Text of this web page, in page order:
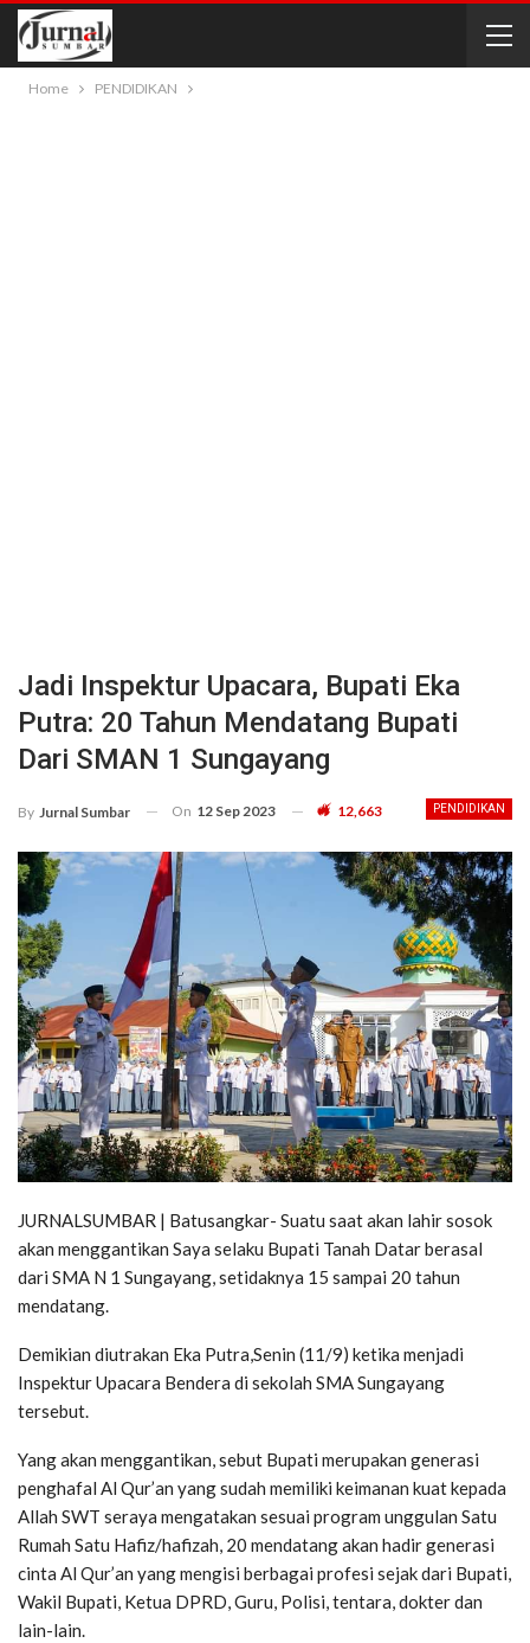
Home PENDIDIKAN
Jadi Inspektur Upacara, Bupati Eka
Putra: 20 Tahun Mendatang Bupati
Dari SMAN 1 Sungayang
PENDIDIKAN
By Jurnal Sumbar On 12 Sep 2023 12,663
JURNALSUMBAR | Batusangkar- Suatu saat akan lahir sosok
akan menggantikan Saya selaku Bupati Tanah Datar berasal
dari SMA N 1 Sungayang, setidaknya 15 sampai 20 tahun
mendatang.
Demikian diutrakan Eka Putra,Senin (11/9) ketika menjadi
Inspektur Upacara Bendera di sekolah SMA Sungayang
tersebut.
Yang akan menggantikan, sebut Bupati merupakan generasi
penghafal Al Qur’an yang sudah memiliki keimanan kuat kepada
Allah SWT seraya mengatakan sesuai program unggulan Satu
Rumah Satu Hafiz/hafizah, 20 mendatang akan hadir generasi
cinta Al Qur’an yang mengisi berbagai profesi sejak dari Bupati,
Wakil Bupati, Ketua DPRD, Guru, Polisi, tentara, dokter dan
lain-lain.